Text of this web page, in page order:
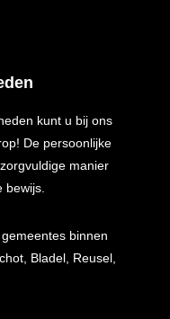
kunt u bij ons
De persoonlijke
manier
binnen
Bladel, Reusel,